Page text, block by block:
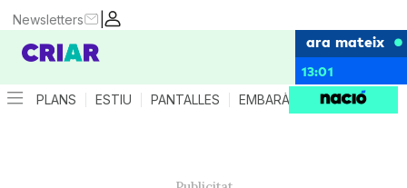
|
Newsletters
ara mateix
13:01
PLANS ESTIU PANTALLES EMBARÀS CRIANÇA